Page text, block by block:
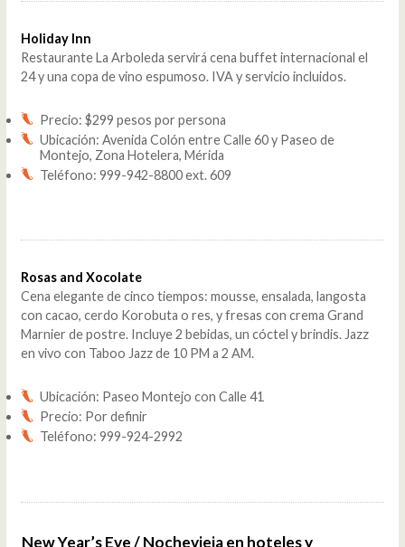
Holiday Inn
Restaurante La Arboleda servirá cena buffet internacional el
24 y una copa de vino espumoso. IVA y servicio incluidos.
Precio: $299 pesos por persona
Ubicación: Avenida Colón entre Calle 60 y Paseo de
Montejo, Zona Hotelera, Mérida
Teléfono: 999-942-8800 ext. 609
Rosas and Xocolate
Cena elegante de cinco tiempos: mousse, ensalada, langosta
con cacao, cerdo Korobuta o res, y fresas con crema Grand
Marnier de postre. Incluye 2 bebidas, un cóctel y brindis. Jazz
en vivo con Taboo Jazz de 10 PM a 2 AM.
Ubicación: Paseo Montejo con Calle 41
Precio: Por definir
Teléfono: 999-924-2992
New Year’s Eve / Nochevieja en hoteles y